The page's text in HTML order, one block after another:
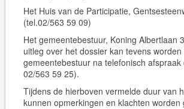
Het Huis van de Participatie,
(tel.02/563 59 09)
Het gemeentebestuur, Koning Albertlaan
uitleg over het dossier kan tevens
gemeentebestuur na telefonisch afspraak
02/563 59 25).
Tijdens de hierboven vermelde duur van
kunnen opmerkingen en klachten worden